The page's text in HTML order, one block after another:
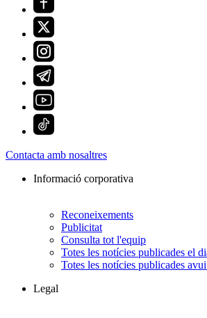
Contacta amb nosaltres
Informació corporativa
Reconeixements
Publicitat
Consulta tot l'equip
Totes les notícies publicades el
Totes les notícies publicades
Legal